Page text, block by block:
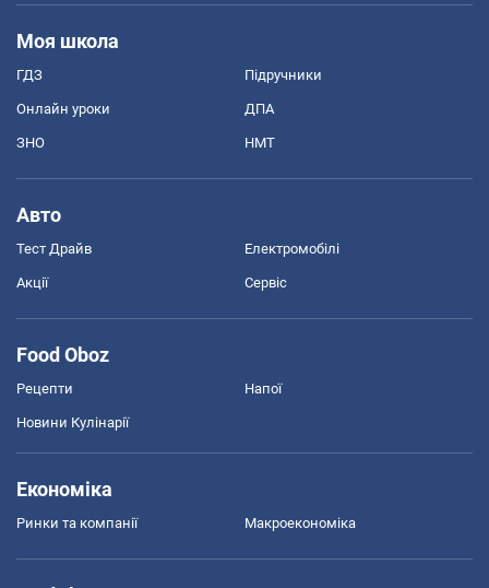
Моя школа
ГДЗ Підручники
Онлайн уроки ДПА
ЗНО НМТ
Авто
Тест Драйв Електромобілі
Акції Сервіс
Food Oboz
Рецепти Напої
Новини Кулінарії
Економіка
Ринки та компанії Макроекономіка